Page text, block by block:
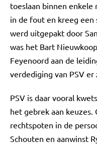
toeslaan binnen
in de fout en kreeg een
werd uitgepakt door
was het Bart
Feyenoord aan de
verdediging van PSV
PSV is daar vooral
het gebrek aan
rechtspoten in de
Schouten en aanwinst